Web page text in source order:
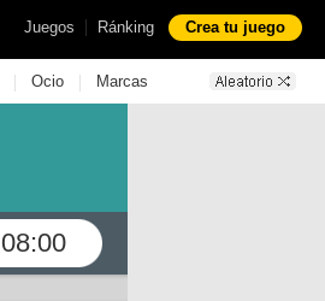
Juegos | Ránking Crea tu juego
| Ocio | Marcas
08:00